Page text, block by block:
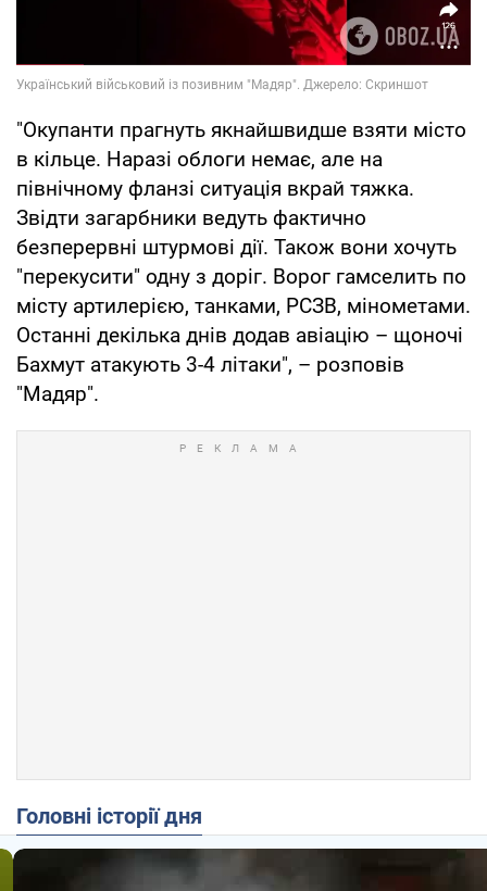
"Окупанти прагнуть якнайшвидше взяти місто
в кільце. Наразі облоги немає, але на
північному фланзі ситуація вкрай тяжка.
Звідти загарбники ведуть фактично
безперервні штурмові дії. Також вони хочуть
"перекусити" одну з доріг. Ворог гамселить по
місту артилерією, танками, РСЗВ, мінометами.
Останні декілька днів додав авіацію – щоночі
Бахмут атакують 3-4 літаки", – розповів
"Мадяр".
Головні історії дня